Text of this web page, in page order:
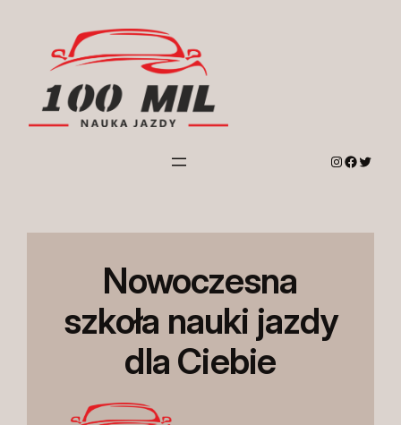
Instagram
Twitter
Nowoczesna
szkoła nauki jazdy
dla Ciebie